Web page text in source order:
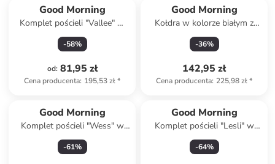
Good Morning
Komplet pościeli "Vallee" w
kolorze miętowym ze wzorem
-58%
od: 81,95 zł
Cena producenta: 195,53 zł*
Good Morning
Kołdra w kolorze białym z
mikrofibry
-36%
142,95 zł
Cena producenta: 225,98 zł*
Good Morning
Komplet pościeli "Wess" w
kolorze jasnoszaro-brązowym
-61%
Good Morning
Komplet pościeli "Lesli" w
kolorze zielonym
-64%